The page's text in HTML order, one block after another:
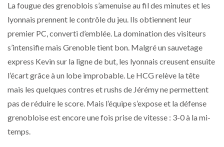
La fougue des grenoblois s’amenuise au fil des minutes et les
lyonnais prennent le contrôle du jeu. Ils obtiennent leur
premier PC, converti d’emblée. La domination des visiteurs
s’intensifie mais Grenoble tient bon. Malgré un sauvetage
express Kevin sur la ligne de but, les lyonnais creusent ensuite
l’écart grâce à un lobe improbable. Le HCG relève la tête
mais les quelques contres et rushs de Jérémy ne permettent
pas de réduire le score. Mais l’équipe s’expose et la défense
grenobloise est encore une fois prise de vitesse : 3-0 à la mi-
temps.